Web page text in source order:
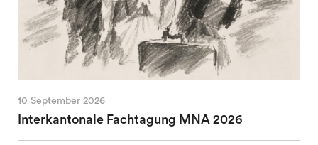
10 September 2026
Interkantonale Fachtagung MNA 2026